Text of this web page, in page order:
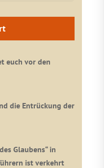
euch vor den
die Entrückung der
Glaubens“ in
ist verkehrt